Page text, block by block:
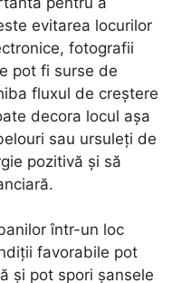
evitarea locurilor
fotografii
pot fi surse de
fluxul de creștere
decora locul așa
sau ursuleți de
pozitivă și să
într-un loc
favorabile pot
și pot spori șansele